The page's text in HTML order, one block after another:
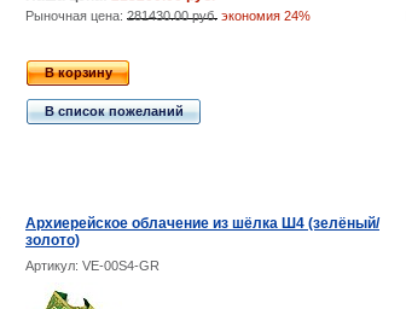
Рыночная цена: 281430.00 руб. экономия 24%
В корзину
В список пожеланий
Архиерейское облачение из шёлка Ш4 (зелёный/
золото)
Артикул: VE-00S4-GR